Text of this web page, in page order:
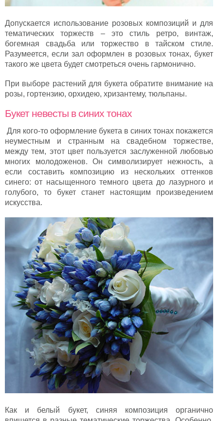
Допускается использование розовых композиций и для
тематических торжеств – это стиль ретро, винтаж,
богемная свадьба или торжество в тайском стиле.
Разумеется, если зал оформлен в розовых тонах, букет
такого же цвета будет смотреться очень гармонично.
При выборе растений для букета обратите внимание на
розы, гортензию, орхидею, хризантему, тюльпаны.
Букет невесты в синих тонах
Для кого-то оформление букета в синих тонах покажется
неуместным и странным на свадебном торжестве,
между тем, этот цвет пользуется заслуженной любовью
многих молодоженов. Он символизирует нежность, а
если составить композицию из нескольких оттенков
синего: от насыщенного темного цвета до лазурного и
голубого, то букет станет настоящим произведением
искусства.
Как и белый букет, синяя композиция органично